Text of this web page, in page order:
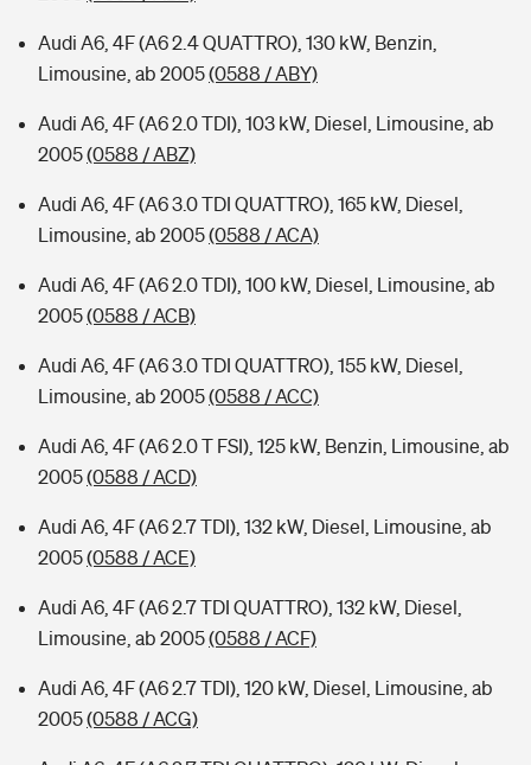
Audi A6, 4F (A6 2.4 QUATTRO), 130 kW, Benzin,
Limousine, ab 2005(0588 / ABY)
Audi A6, 4F (A6 2.0 TDI), 103 kW, Diesel, Limousine, ab
2005(0588 / ABZ)
Audi A6, 4F (A6 3.0 TDI QUATTRO), 165 kW, Diesel,
Limousine, ab 2005(0588 / ACA)
Audi A6, 4F (A6 2.0 TDI), 100 kW, Diesel, Limousine, ab
2005(0588 / ACB)
Audi A6, 4F (A6 3.0 TDI QUATTRO), 155 kW, Diesel,
Limousine, ab 2005(0588 / ACC)
Audi A6, 4F (A6 2.0 T FSI), 125 kW, Benzin, Limousine, ab
2005(0588 / ACD)
Audi A6, 4F (A6 2.7 TDI), 132 kW, Diesel, Limousine, ab
2005(0588 / ACE)
Audi A6, 4F (A6 2.7 TDI QUATTRO), 132 kW, Diesel,
Limousine, ab 2005(0588 / ACF)
Audi A6, 4F (A6 2.7 TDI), 120 kW, Diesel, Limousine, ab
2005(0588 / ACG)